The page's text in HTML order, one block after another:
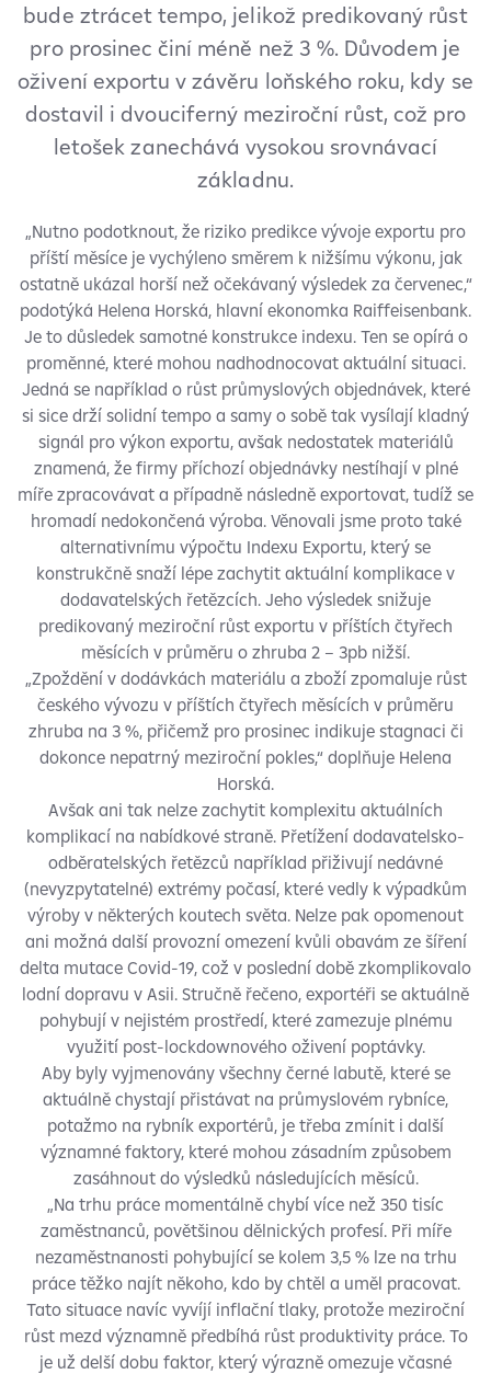
bude ztrácet tempo, jelikož predikovaný růst
pro prosinec činí méně než 3 %. Důvodem je
oživení exportu v závěru loňského roku, kdy se
dostavil i dvouciferný meziroční růst, což pro
letošek zanechává vysokou srovnávací
základnu.
„Nutno podotknout, že riziko predikce vývoje exportu pro
příští měsíce je vychýleno směrem k nižšímu výkonu, jak
ostatně ukázal horší než očekávaný výsledek za červenec,“
podotýká Helena Horská, hlavní ekonomka Raiffeisenbank.
Je to důsledek samotné konstrukce indexu. Ten se opírá o
proměnné, které mohou nadhodnocovat aktuální situaci.
Jedná se například o růst průmyslových objednávek, které
si sice drží solidní tempo a samy o sobě tak vysílají kladný
signál pro výkon exportu, avšak nedostatek materiálů
znamená, že firmy příchozí objednávky nestíhají v plné
míře zpracovávat a případně následně exportovat, tudíž se
hromadí nedokončená výroba. Věnovali jsme proto také
alternativnímu výpočtu Indexu Exportu, který se
konstrukčně snaží lépe zachytit aktuální komplikace v
dodavatelských řetězcích. Jeho výsledek snižuje
predikovaný meziroční růst exportu v příštích čtyřech
měsících v průměru o zhruba 2 – 3pb nižší.
„Zpoždění v dodávkách materiálu a zboží zpomaluje růst
českého vývozu v příštích čtyřech měsících v průměru
zhruba na 3 %, přičemž pro prosinec indikuje stagnaci či
dokonce nepatrný meziroční pokles,“ doplňuje Helena
Horská.
Avšak ani tak nelze zachytit komplexitu aktuálních
komplikací na nabídkové straně. Přetížení dodavatelsko-
odběratelských řetězců například přiživují nedávné
(nevyzpytatelné) extrémy počasí, které vedly k výpadkům
výroby v některých koutech světa. Nelze pak opomenout
ani možná další provozní omezení kvůli obavám ze šíření
delta mutace Covid-19, což v poslední době zkomplikovalo
lodní dopravu v Asii. Stručně řečeno, exportéři se aktuálně
pohybují v nejistém prostředí, které zamezuje plnému
využití post-lockdownového oživení poptávky.
Aby byly vyjmenovány všechny černé labutě, které se
aktuálně chystají přistávat na průmyslovém rybníce,
potažmo na rybník exportérů, je třeba zmínit i další
významné faktory, které mohou zásadním způsobem
zasáhnout do výsledků následujících měsíců.
„Na trhu práce momentálně chybí více než 350 tisíc
zaměstnanců, povětšinou dělnických profesí. Při míře
nezaměstnanosti pohybující se kolem 3,5 % lze na trhu
práce těžko najít někoho, kdo by chtěl a uměl pracovat.
Tato situace navíc vyvíjí inflační tlaky, protože meziroční
růst mezd významně předbíhá růst produktivity práce. To
je už delší dobu faktor, který výrazně omezuje včasné